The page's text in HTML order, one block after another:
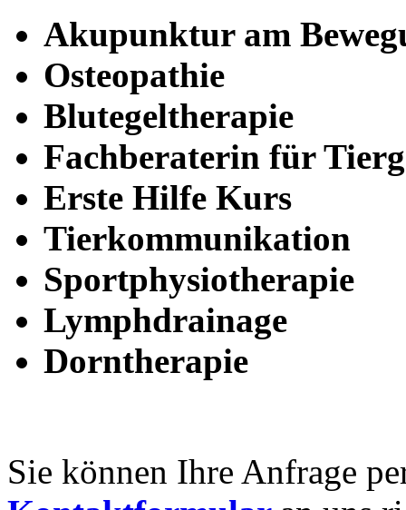
Akupunktur am
Osteopathie
Blutegeltherapie
Fachberaterin für
Erste Hilfe Kurs
Tierkommunikation
Sportphysiotherapie
Lymphdrainage
Dorntherapie
Sie können Ihre Anfrage